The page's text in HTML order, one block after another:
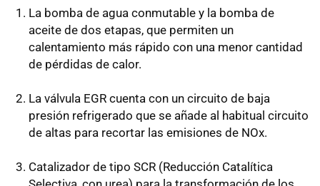
La bomba de agua conmutable y la bomba de
aceite de dos etapas, que permiten un
calentamiento más rápido con una menor cantidad
de pérdidas de calor.
La válvula EGR cuenta con un circuito de baja
presión refrigerado que se añade al habitual circuito
de altas para recortar las emisiones de NOx.
Catalizador de tipo SCR (Reducción Catalítica